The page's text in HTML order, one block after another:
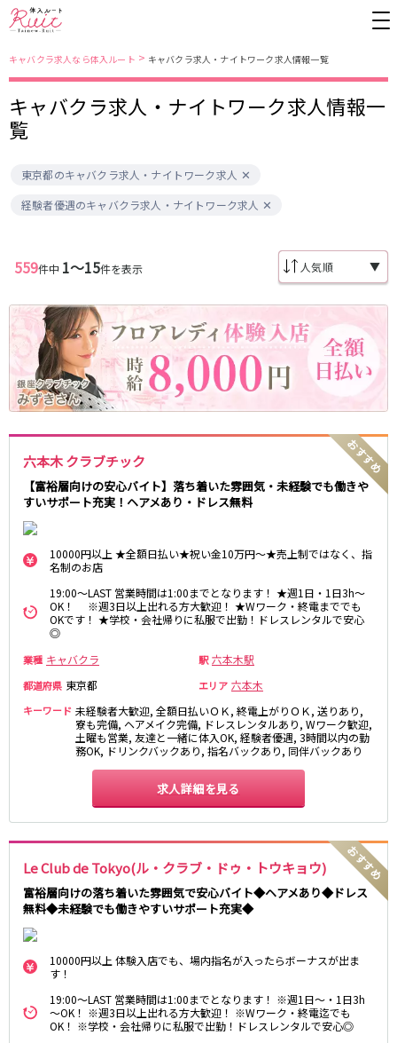
キャバクラ求人なら体入ルート > キャバクラ求人・ナイトワーク求人情報一覧
キャバクラ求人・ナイトワーク求人情報一
覧
東京都のキャバクラ求人・ナイトワーク求人
経験者優遇のキャバクラ求人・ナイトワーク求人
559件中 1〜15件を表示 ▼
六本木 クラブチック
【富裕層向けの安心バイト】落ち着いた雰囲気・未経験でも働きや
すいサポート充実！ヘアメあり・ドレス無料
10000円以上 ★全額日払い★祝い金10万円～★売上制ではなく、指
名制のお店
19:00～LAST 営業時間は1:00までとなります！ ★週1日・1日3h～
OK！ ※週3日以上出れる方大歓迎！ ★Wワーク・終電まででも
OKです！ ★学校・会社帰りに私服で出勤！ドレスレンタルで安心
◎
業種 キャバクラ 駅 六本木駅
都道府県 東京都 エリア 六本木
キーワード 未経験者大歓迎, 全額日払いＯＫ, 終電上がりＯＫ, 送りあり,
寮も完備, ヘアメイク完備, ドレスレンタルあり, Wワーク歓迎,
土曜も営業, 友達と一緒に体入OK, 経験者優遇, 3時間以内の勤
務OK, ドリンクバックあり, 指名バックあり, 同伴バックあり
求人詳細を見る
Le Club de Tokyo(ル・クラブ・ドゥ・トウキョウ)
富裕層向けの落ち着いた雰囲気で安心バイト◆ヘアメあり◆ドレス
無料◆未経験でも働きやすいサポート充実◆
10000円以上 体験入店でも、場内指名が入ったらボーナスが出ま
す！
19:00～LAST 営業時間は1:00までとなります！ ※週1日～・1日3h
～OK！ ※週3日以上出れる方大歓迎！ ※Wワーク・終電迄でも
OK！ ※学校・会社帰りに私服で出勤！ドレスレンタルで安心◎
東京都
錦糸町・亀戸
新橋
吉祥寺
町田
五反田
渋谷
北千住
八王子
練馬
六本木
品川・大井町・大森
秋葉原
中野
恵比寿
葛西
自由が丘・学芸大学
三軒茶屋・二子玉川
駒込・日暮里
荻窪・阿佐ヶ谷
浅草・浅草橋・両国
下北沢・経堂
大塚・巣鴨
目黒・中目黒
拝島・小作
綾瀬・竹ノ塚・西新井
高円寺
国分寺
亀有・金町
新宿
明大前・烏山
菊川・瑞江
高田馬場・大久保
守谷
大泉学園・石神井公園
西麻布
神奈川県
川崎
藤沢・鎌倉
相模原
厚木
横浜
平塚
福富町・伊勢佐木町
横須賀
上大岡・戸塚
新横浜
武蔵小杉
川崎中部
横浜東部
川崎北部
桜木町
横浜西部
小田原・湯河原
綾瀬・海老名・座間
東京メトロ日比谷線
秋葉原駅
北千住駅
恵比寿駅
六本木駅
上野御徒町駅
練馬駅
門前仲町駅
東新宿駅
両国駅
東中野駅
飯田橋駅
麻布十番駅
森下駅
JR中央・総武線
千葉駅
錦糸町駅
船橋駅
秋葉原駅
中野駅
西船橋駅
津田沼駅
亀戸駅
小岩駅
高円寺駅
市川駅
阿佐ヶ谷駅
三鷹駅
新小岩駅
稲毛駅
両国駅
西荻窪駅
浅草橋駅
水道橋駅
東中野駅
飯田橋駅
幕張本郷駅
四ツ谷駅
新宿駅
立川駅
吉祥寺駅
神田駅
高円寺駅
荻窪駅
阿佐ヶ谷駅
国分寺駅
西荻窪駅
武蔵境駅
水道橋駅